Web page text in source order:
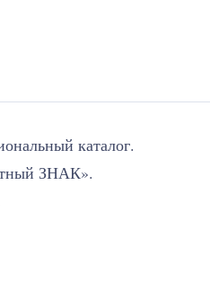
каталог.
ЗНАК».